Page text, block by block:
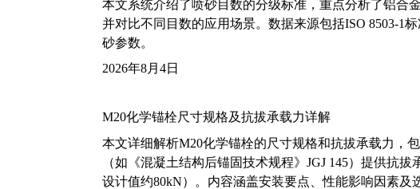
本文系统介绍了喷砂目数的分级标准，重点分析了铝合
并对比不同目数的应用场景。数据来源包括ISO 8503-1
砂参数。
2026年8月4日
M20化学锚栓尺寸规格及抗拔承载力详解
本文详细解析M20化学锚栓的尺寸规格和抗拔承载力，
（如《混凝土结构后锚固技术规程》JGJ 145）提供抗
设计值约80kN）。内容涵盖安装要点、性能影响因素及